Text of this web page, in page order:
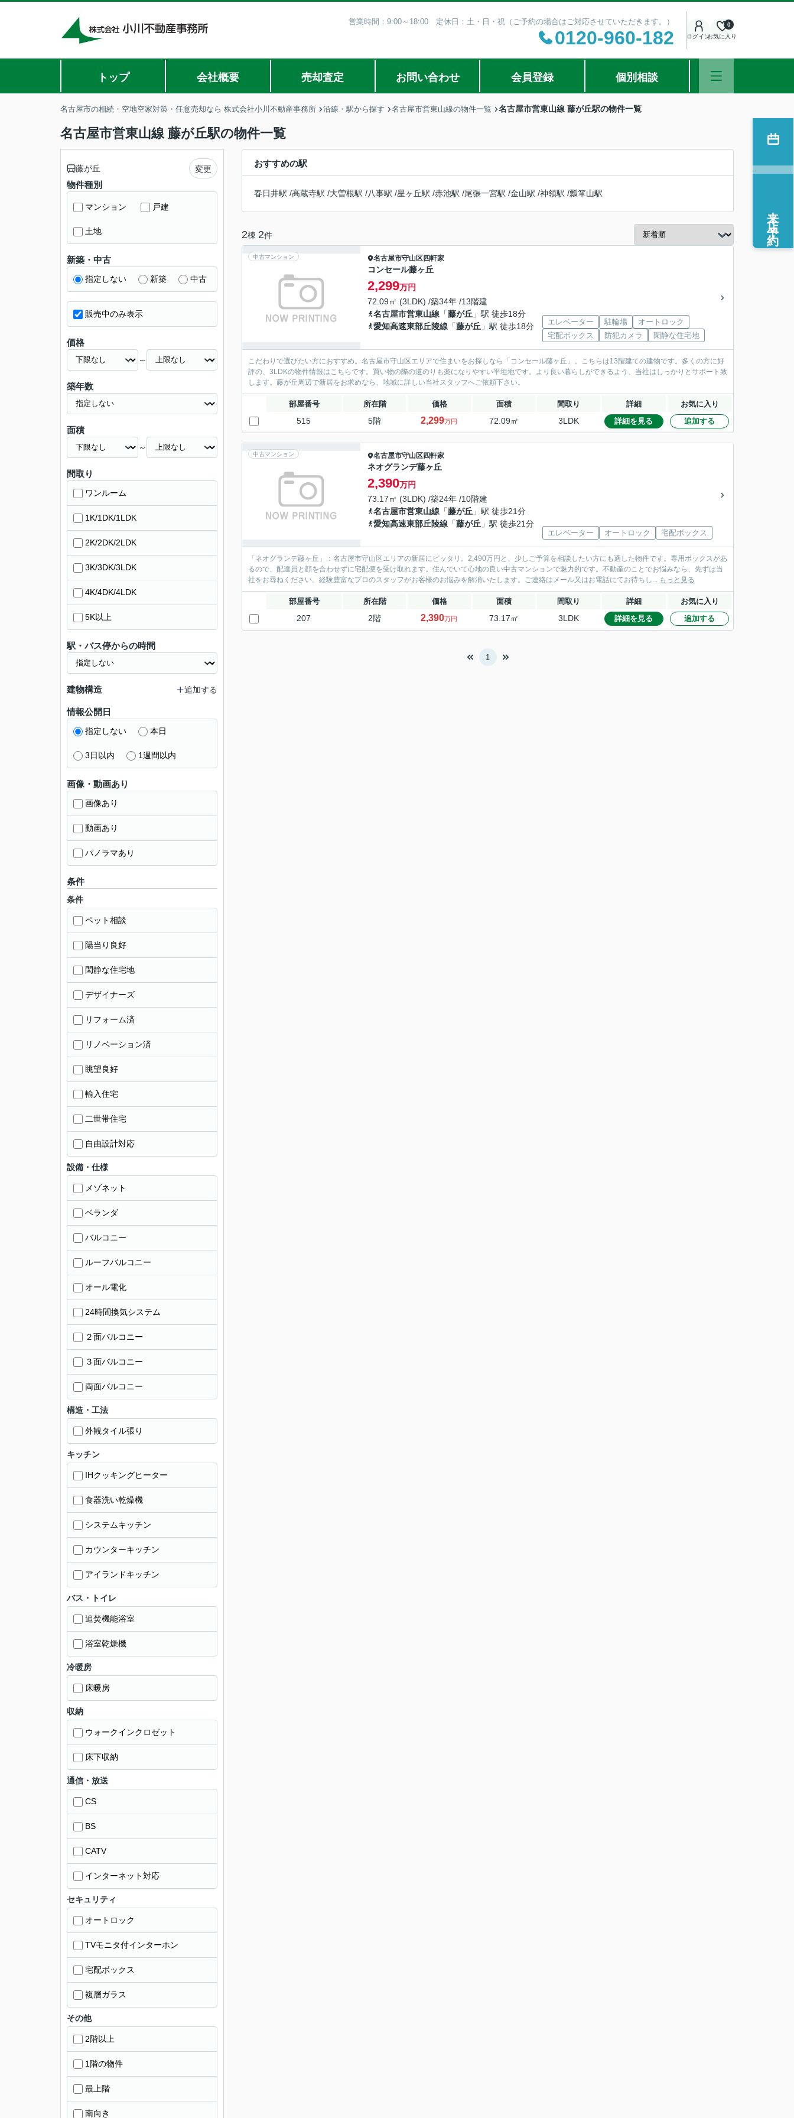
営業時間：9:00～18:00 定休日：土・日・祝（ご予約の場合はご対応させていただきます。）
0120-960-182 ログインお気に入り
0
トップ 会社概要 売却査定 お問い合わせ 会員登録 個別相談
名古屋市の相続・空地空家対策・任意売却なら 株式会社小川不動産事務所 沿線・駅から探す 名古屋市営東山線の物件一覧 名古屋市営東山線 藤が丘駅の物件一覧
名古屋市営東山線 藤が丘駅の物件一覧
おすすめの駅
春日井駅 /高蔵寺駅 /大曽根駅 /八事駅 /星ヶ丘駅 /赤池駅 /尾張一宮駅 /金山駅 /神領駅 /瓢箪山駅
2棟 2件
中古マンション 名古屋市守山区四軒家
コンセール藤ヶ丘
2,299万円
72.09㎡ (3LDK) /築34年 /13階建
名古屋市営東山線 「藤が丘 」駅 徒歩18分
愛知高速東部丘陵線 「藤が丘 」駅 徒歩18分 エレベーター 駐輪場
オートロック
宅配ボックス
防犯カメラ 閑静な住宅地
こだわりで選びたい方におすすめ。名古屋市守山区エリアで住まいをお探しなら「コンセール藤ヶ丘」。こちらは13階建ての建物です。多くの方に好
評の、3LDKの物件情報はこちらです。買い物の際の道のりも楽になりやすい平坦地です。より良い暮らしができるよう、当社はしっかりとサポート致
します。藤が丘周辺で新居をお求めなら、地域に詳しい当社スタッフへご依頼下さい。
部屋番号 所在階 価格 面積 間取り 詳細 お気に入り
515 5階 2,299万円 72.09㎡ 3LDK 詳細を見る 追加する
中古マンション 名古屋市守山区四軒家
ネオグランデ藤ヶ丘
2,390万円
73.17㎡ (3LDK) /築24年 /10階建
名古屋市営東山線 「藤が丘 」駅 徒歩21分
愛知高速東部丘陵線 「藤が丘 」駅 徒歩21分
エレベーター オートロック 宅配ボックス
「ネオグランデ藤ヶ丘」：名古屋市守山区エリアの新居にピッタリ。2,490万円と、少しご予算を相談したい方にも適した物件です。専用ボックスがあ
るので、配達員と顔を合わせずに宅配便を受け取れます。住んでいて心地の良い中古マンションで魅力的です。不動産のことでお悩みなら、先ずは当
社をお尋ねください。経験豊富なプロのスタッフがお客様のお悩みを解消いたします。ご連絡はメール又はお電話にてお待ちし... もっと見る
部屋番号 所在階 価格 面積 間取り 詳細 お気に入り
207 2階 2,390万円 73.17㎡ 3LDK 詳細を見る 追加する
1
藤が丘 変更
物件種別
マンション 戸建
土地
新築・中古
指定しない 新築 中古
販売中のみ表示
価格
～
築年数
面積
～
間取り
ワンルーム
1K/1DK/1LDK
2K/2DK/2LDK
3K/3DK/3LDK
4K/4DK/4LDK
5K以上
駅・バス停からの時間
建物構造 追加する
情報公開日
指定しない 本日
3日以内 1週間以内
画像・動画あり
画像あり
動画あり
パノラマあり
条件
条件
ペット相談
陽当り良好
閑静な住宅地
デザイナーズ
リフォーム済
リノベーション済
眺望良好
輸入住宅
二世帯住宅
自由設計対応
設備・仕様
メゾネット
ベランダ
バルコニー
ルーフバルコニー
オール電化
24時間換気システム
２面バルコニー
３面バルコニー
両面バルコニー
構造・工法
外観タイル張り
キッチン
IHクッキングヒーター
食器洗い乾燥機
システムキッチン
カウンターキッチン
アイランドキッチン
バス・トイレ
追焚機能浴室
浴室乾燥機
冷暖房
床暖房
収納
ウォークインクロゼット
床下収納
通信・放送
CS
BS
CATV
インターネット対応
セキュリティ
オートロック
TVモニタ付インターホン
宅配ボックス
複層ガラス
その他
2階以上
1階の物件
最上階
南向き
来店予約